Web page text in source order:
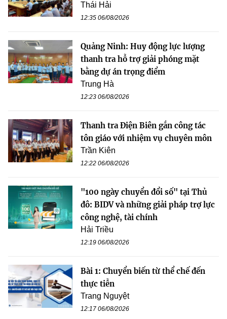
Thái Hải
12:35 06/08/2026
Quảng Ninh: Huy động lực lượng
thanh tra hỗ trợ giải phóng mặt
bằng dự án trọng điểm
Trung Hà
12:23 06/08/2026
Thanh tra Điện Biên gắn công tác
tôn giáo với nhiệm vụ chuyên môn
Trần Kiên
12:22 06/08/2026
"100 ngày chuyển đổi số" tại Thủ
đô: BIDV và những giải pháp trợ lực
công nghệ, tài chính
Hải Triều
12:19 06/08/2026
Bài 1: Chuyển biến từ thể chế đến
thực tiễn
Trang Nguyệt
12:17 06/08/2026